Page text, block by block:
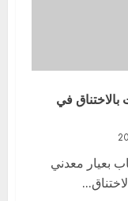
في
بعيار معدني